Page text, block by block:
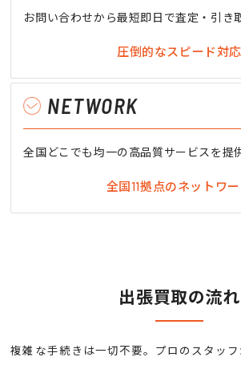
お問い合わせから最短即日で査定・引き
圧倒的なスピード対応
NETWORK
全国どこでも均一の高品質サービスを提
全国11拠点のネットワ
出張買取の流れ
複雑な手続きは一切不要。プロのスタッ